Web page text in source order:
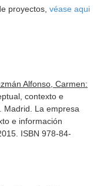
proyectos, véase aqui
Alfonso, Carmen:
contexto e
Madrid. La empresa
e información
ISBN 978-84-